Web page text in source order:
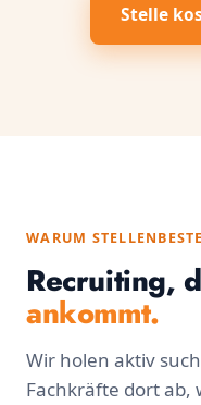
Stelle
WARUM
Recruiting,
ankommt.
Wir holen aktiv
Fachkräfte dort ab,